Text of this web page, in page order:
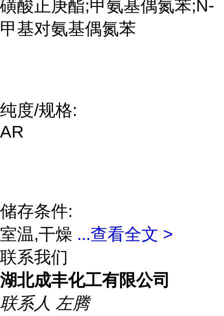
磺酸正庚酯;甲氨基偶氮苯;N-
甲基对氨基偶氮苯
纯度/规格:
AR
储存条件:
室温,干燥 ...查看全文 >
联系我们
湖北成丰化工有限公司
联系人 左腾